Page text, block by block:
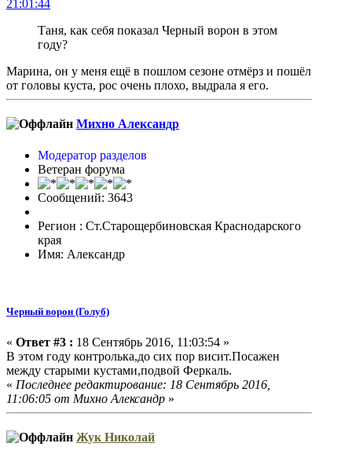
21:01:44
Таня, как себя показал Черный ворон в этом
году?
Марина, он у меня ещё в пошлом сезоне отмёрз и пошёл
от головы куста, рос очень плохо, выдрала я его.
Михно Александр
Модератор разделов
Ветеран форума
Сообщений: 3643
Регион : Ст.Старощербиновская Краснодарского
края
Имя: Александр
Черный ворон (Голуб)
« Ответ #3 : 18 Сентябрь 2016, 11:03:54 »
В этом году контролька,до сих пор висит.Посажен
между старыми кустами,подвой Феркаль.
« Последнее редактирование: 18 Сентябрь 2016,
11:06:05 от Михно Александр »
Жук Николай